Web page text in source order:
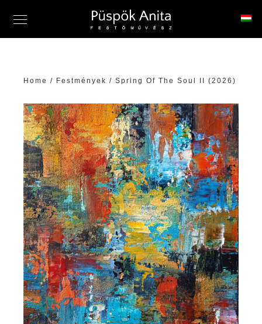
Home / Festmények / Spring Of The Soul II (2026)